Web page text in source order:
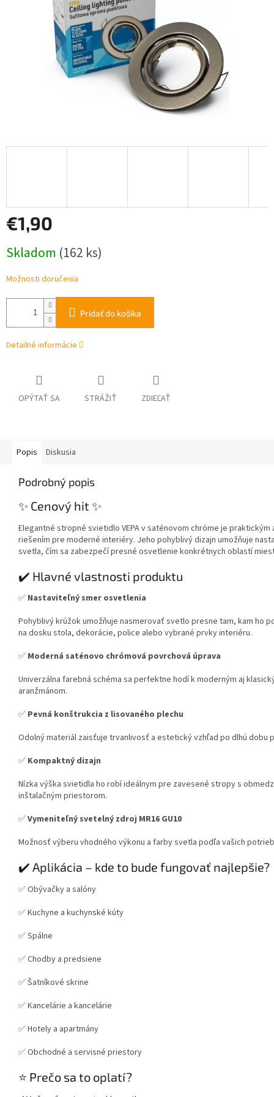
€1,90
cena:
Skladom (162 ks)
Možnosti doručenia
Pridať do košíka
Detailné informácie
OPÝTAŤ SA STRÁŽIŤ ZDIEĽAŤ
Popis Diskusia
Podrobný popis
✨ Cenový hit ✨
Elegantné stropné svietidlo VEPA v saténovom chróme je
riešením pre moderné interiéry. Jeho pohyblivý dizajn umožňuje
svetla, čím sa zabezpečí presné osvetlenie konkrétnych oblastí
✔️ Hlavné vlastnosti produktu
✅ Nastaviteľný smer osvetlenia
Pohyblivý krúžok umožňuje nasmerovať svetlo presne tam, kam ho
na dosku stola, dekorácie, police alebo vybrané prvky interiéru.
✅ Moderná saténovo chrómová povrchová úprava
Univerzálna farebná schéma sa perfektne hodí k moderným aj
aranžmánom.
✅ Pevná konštrukcia z lisovaného plechu
Odolný materiál zaisťuje trvanlivosť a estetický vzhľad po dlhú dobu
✅ Kompaktný dizajn
Nízka výška svietidla ho robí ideálnym pre zavesené stropy s
inštalačným priestorom.
✅Vymeniteľný svetelný zdroj MR16 GU10
Možnosť výberu vhodného výkonu a farby svetla podľa vašich
✔️ Aplikácia – kde to bude fungovať najlepšie?
✅ Obývačky a salóny
✅ Kuchyne a kuchynské kúty
✅ Spálne
✅ Chodby a predsiene
✅ Šatníkové skrine
✅ Kancelárie a kancelárie
✅ Hotely a apartmány
✅ Obchodné a servisné priestory
⭐ Prečo sa to oplatí?